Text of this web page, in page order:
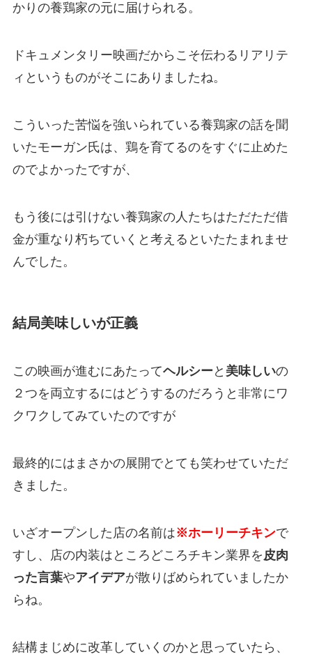
かりの養鶏家の元に届けられる。
ドキュメンタリー映画だからこそ伝わるリアリテ
ィというものがそこにありましたね。
こういった苦悩を強いられている養鶏家の話を聞
いたモーガン氏は、鶏を育てるのをすぐに止めた
のでよかったですが、
もう後には引けない養鶏家の人たちはただただ借
金が重なり朽ちていくと考えるといたたまれませ
んでした。
結局美味しいが正義
この映画が進むにあたってヘルシー と 美味しいの
２つを両立するにはどうするのだろうと非常にワ
クワクしてみていたのですが
最終的にはまさかの展開でとても笑わせていただ
きました。
いざオープンした店の名前は※ホーリーチキンで
すし、店の内装はところどころチキン業界を 皮肉
った言葉やアイデアが散りばめられていましたか
らね。
結構まじめに改革していくのかと思っていたら、